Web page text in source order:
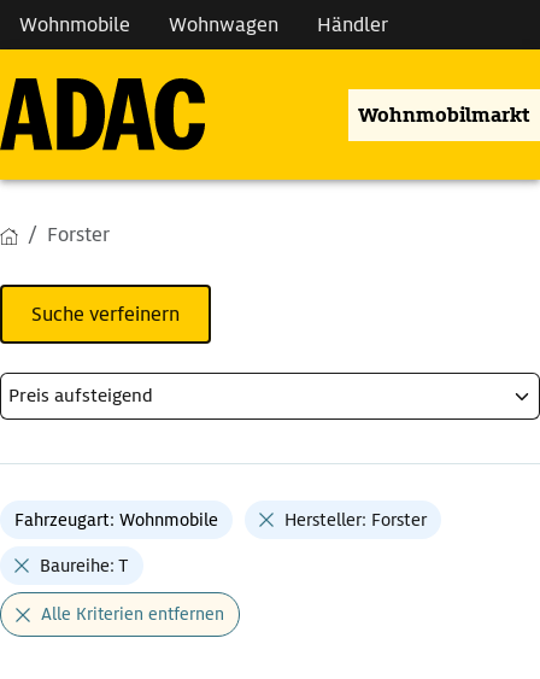
Wohnmobile Wohnwagen Händler
Wohnmobilmarkt
Forster
Suche verfeinern
Fahrzeugart: Wohnmobile Hersteller: Forster
Baureihe: T
Alle Kriterien entfernen